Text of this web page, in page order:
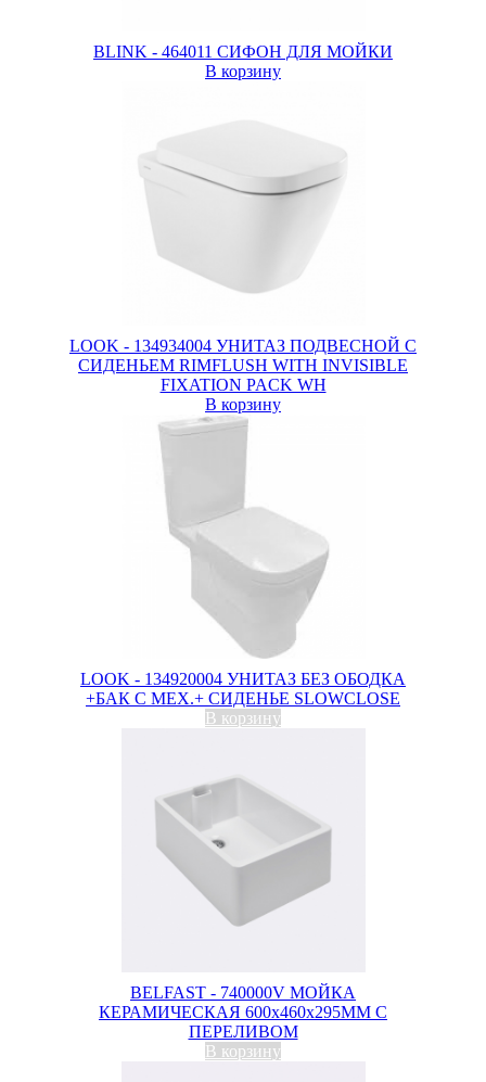
BLINK - 464011 СИФОН ДЛЯ МОЙКИ
В корзину
LOOK - 134934004 УНИТАЗ ПОДВЕСНОЙ C
СИДЕНЬЕМ RIMFLUSH WITH INVISIBLE
FIXATION PACK WH
В корзину
LOOK - 134920004 УНИТАЗ БЕЗ ОБОДКА
+БАК С МЕХ.+ СИДЕНЬЕ SLOWCLOSE
В корзину
BELFAST - 740000V МОЙКА
КЕРАМИЧЕСКАЯ 600х460х295ММ С
ПЕРЕЛИВОМ
В корзину